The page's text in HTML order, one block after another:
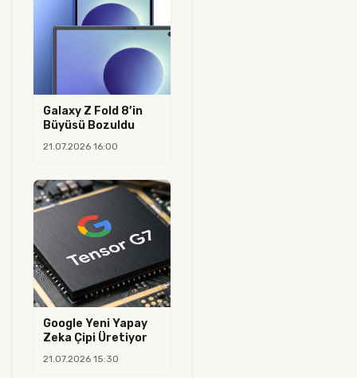
Galaxy Z Fold 8’in
Büyüsü Bozuldu
21.07.2026 16:00
Google Yeni Yapay
Zeka Çipi Üretiyor
21.07.2026 15:30